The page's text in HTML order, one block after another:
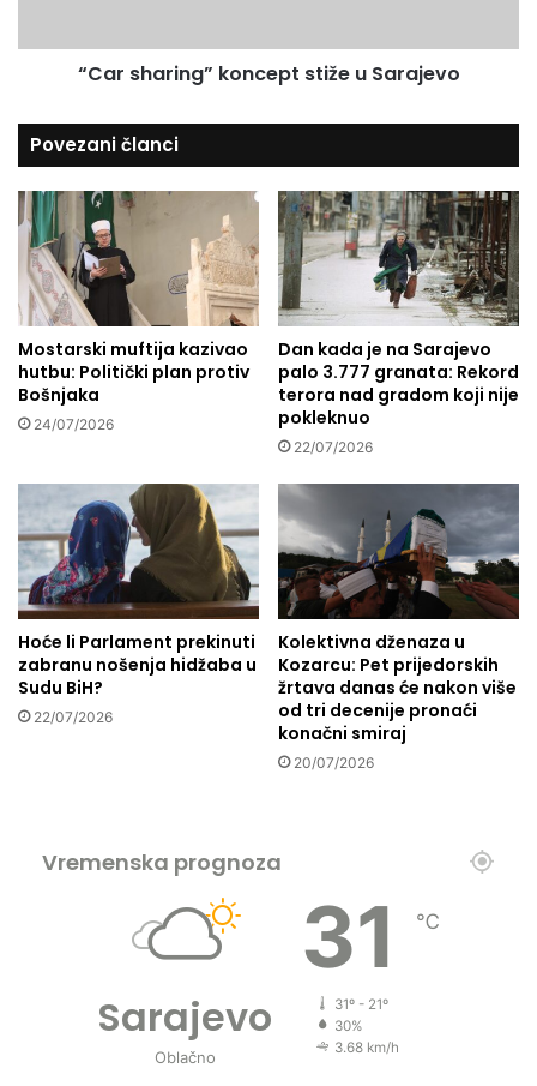
a
r
n
.
”
-
t
r
e
t
s
a
v
j
e
t
i
”
o
n
c
p
s
t
i
ž
e
a
j
e
o
“Car sharing” koncept stiže u Sarajevo
Povezani članci
Mostarski muftija kazivao
hutbu: Politički plan protiv
Bošnjaka
24/07/2026
Dan kada je na Sarajevo
palo 3.777 granata: Rekord
terora nad gradom koji nije
pokleknuo
22/07/2026
Hoće li Parlament prekinuti
zabranu nošenja hidžaba u
Sudu BiH?
22/07/2026
Kolektivna dženaza u
Kozarcu: Pet prijedorskih
žrtava danas će nakon više
od tri decenije pronaći
konačni smiraj
20/07/2026
Vremenska prognoza
Sarajevo
Oblačno
31 ℃
31º - 21º
30%
3.68 km/h